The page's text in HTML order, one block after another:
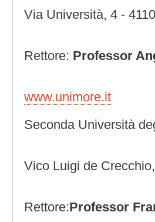
Via Università, 4 -
Rettore: Professor
www.unimore.it
Seconda Università
Vico Luigi de
Rettore:Professor